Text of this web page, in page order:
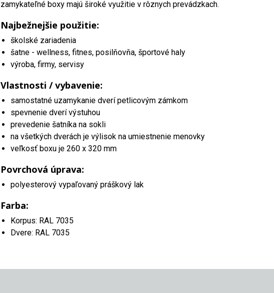
zamykateľné boxy majú široké využitie v rôznych prevádzkach.
Najbežnejšie použitie:
školské zariadenia
šatne - wellness, fitnes, posilňovňa, športové haly
výroba, firmy, servisy
Vlastnosti / vybavenie:
samostatné uzamykanie dverí petlicovým zámkom
spevnenie dverí výstuhou
prevedenie šatníka na sokli
na všetkých dverách je výlisok na umiestnenie menovky
veľkosť boxu je 260 x 320 mm
Povrchová úprava:
polyesterový vypaľovaný práškový lak
Farba:
Korpus: RAL 7035
Dvere: RAL 7035